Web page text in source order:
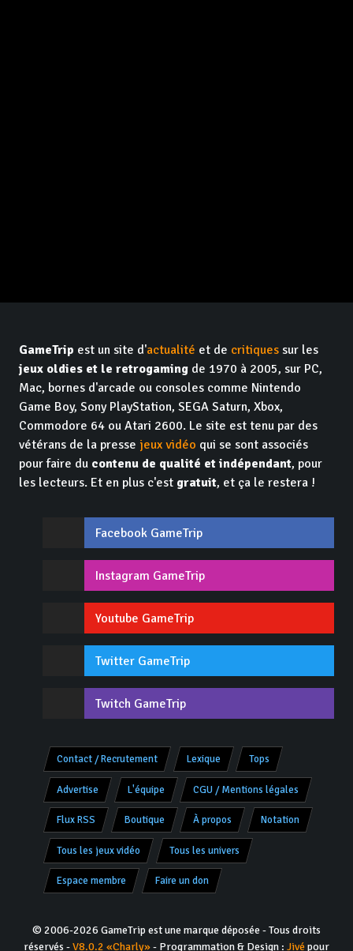
GameTrip est un site d'actualité et de critiques sur les
jeux oldies et le retrogaming de 1970 à 2005, sur PC,
Mac, bornes d'arcade ou consoles comme Nintendo
Game Boy, Sony PlayStation, SEGA Saturn, Xbox,
Commodore 64 ou Atari 2600. Le site est tenu par des
vétérans de la presse jeux vidéo qui se sont associés
pour faire du contenu de qualité et indépendant, pour
les lecteurs. Et en plus c'est gratuit, et ça le restera !
Facebook GameTrip
Instagram GameTrip
Youtube GameTrip
Twitter GameTrip
Twitch GameTrip
Contact / Recrutement Lexique Tops
Advertise L'équipe CGU / Mentions légales
Flux RSS Boutique À propos Notation
Tous les jeux vidéo Tous les univers
Espace membre Faire un don
© 2006-2026 GameTrip est une marque déposée - Tous droits
réservés -V8.0.2 «Charly»- Programmation & Design : Jivépour